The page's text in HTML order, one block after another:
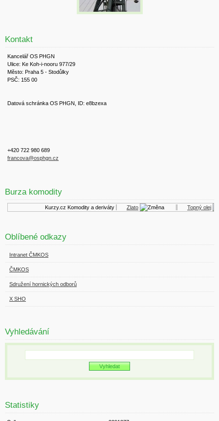
Kontakt
Kancelář OS PHGN
Ulice: Ke Koh-i-nooru 977/29
Město: Praha 5 - Stodůlky
PSČ: 155 00
Datová schránka OS PHGN, ID: e8bzexa
+420 722 980 689
francova@osphgn.cz
Burza komodity
Kurzy.cz Komodity a deriváty Zlato Topný olej
Oblíbené odkazy
Intranet ČMKOS
ČMKOS
Sdružení hornických odborů
X SHO
Vyhledávání
Statistiky